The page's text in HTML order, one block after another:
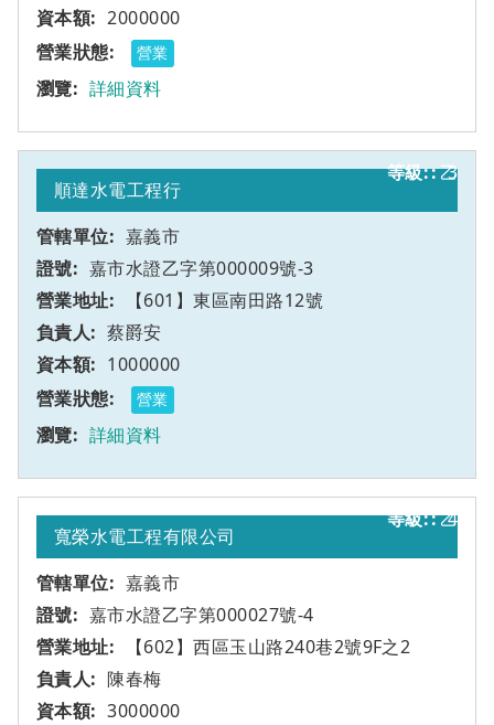
2000000
營業
詳細資料
3
順達水電工程行
嘉義市
嘉市水證乙字第000009號-3
【601】東區南田路12號
乙
蔡爵安
1000000
營業
詳細資料
4
寬榮水電工程有限公司
嘉義市
嘉市水證乙字第000027號-4
【602】西區玉山路240巷2號9F之2
乙
陳春梅
3000000